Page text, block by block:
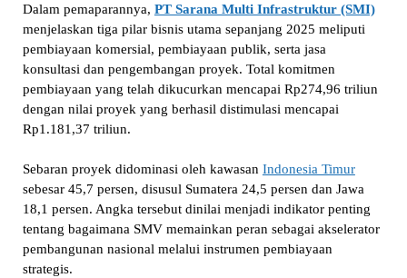
Dalam pemaparannya, PT Sarana Multi Infrastruktur (SMI)
menjelaskan tiga pilar bisnis utama sepanjang 2025 meliputi
pembiayaan komersial, pembiayaan publik, serta jasa
konsultasi dan pengembangan proyek. Total komitmen
pembiayaan yang telah dikucurkan mencapai Rp274,96 triliun
dengan nilai proyek yang berhasil distimulasi mencapai
Rp1.181,37 triliun.
Sebaran proyek didominasi oleh kawasan Indonesia Timur
sebesar 45,7 persen, disusul Sumatera 24,5 persen dan Jawa
18,1 persen. Angka tersebut dinilai menjadi indikator penting
tentang bagaimana SMV memainkan peran sebagai akselerator
pembangunan nasional melalui instrumen pembiayaan
strategis.